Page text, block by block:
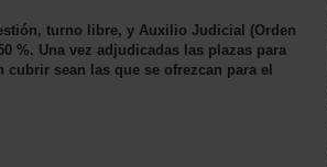
turno libre, y Auxilio Judicial (Orden
%. Una vez adjudicadas las plazas para
sean las que se ofrezcan para el